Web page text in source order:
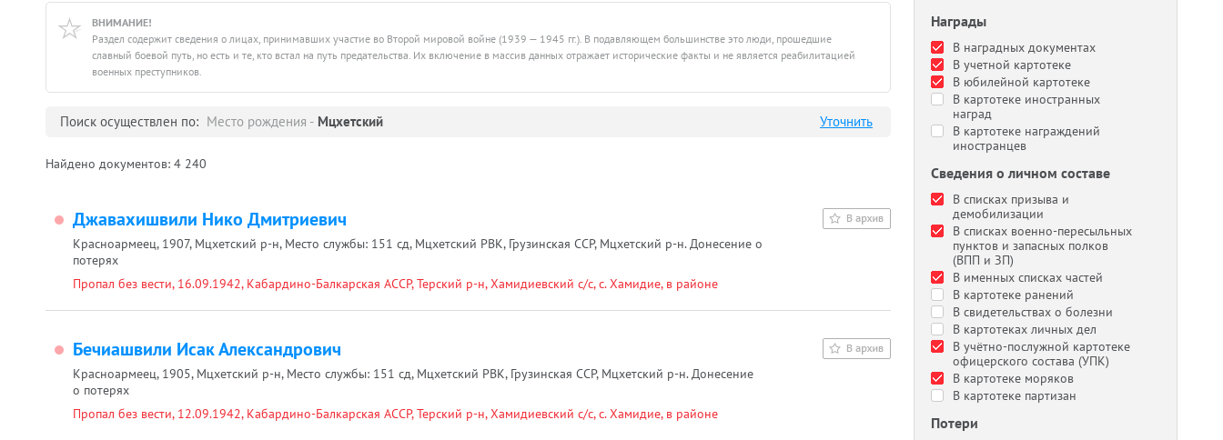
Награды
В наградных документах
В учетной картотеке
В юбилейной картотеке
В картотеке иностранных
наград
В картотеке награждений
иностранцев
Сведения о личном составе
В списках призыва и
демобилизации
В списках военно-пересыльных
пунктов и запасных полков
(ВПП и ЗП)
В именных списках частей
В картотеке ранений
В свидетельствах о болезни
В картотеках личных дел
В учётно-послужной картотеке
офицерского состава (УПК)
В картотеке моряков
В картотеке партизан
Потери
ВНИМАНИЕ!
Раздел содержит сведения о лицах, принимавших участие во Второй мировой войне (1939 — 1945 гг.). В подавляющем большинстве это люди, прошедшие
славный боевой путь, но есть и те, кто встал на путь предательства. Их включение в массив данных отражает исторические факты и не является реабилитацией
военных преступников.
Поиск осуществлен по: Место рождения - Мцхетский Уточнить
Найдено документов: 4 240
Джавахишвили Нико Дмитриевич
Красноармеец, 1907, Мцхетский р-н, Место службы: 151 сд, Мцхетский РВК, Грузинская ССР, Мцхетский р-н. Донесение о
потерях
Пропал без вести, 16.09.1942, Кабардино-Балкарская АССР, Терский р-н, Хамидиевский с/с, с. Хамидие, в районе
Бечиашвили Исак Александрович
Красноармеец, 1905, Мцхетский р-н, Место службы: 151 сд, Мцхетский РВК, Грузинская ССР, Мцхетский р-н. Донесение
о потерях
Пропал без вести, 12.09.1942, Кабардино-Балкарская АССР, Терский р-н, Хамидиевский с/с, с. Хамидие, в районе